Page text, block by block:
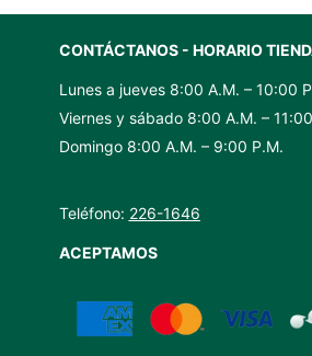
CONTÁCTANOS - HORARIO
Lunes a jueves 8:00 A.M. – 10:00
Viernes y sábado 8:00 A.M. –
Domingo 8:00 A.M. – 9:00 P.M.
Teléfono: 226-1646
ACEPTAMOS